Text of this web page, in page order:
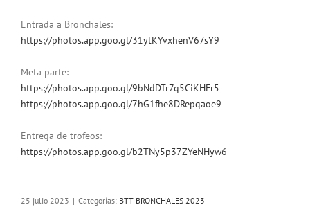
Entrada a Bronchales:
https://photos.app.goo.gl/31ytKYvxhenV67sY9
Meta parte:
https://photos.app.goo.gl/9bNdDTr7q5CiKHFr5
https://photos.app.goo.gl/7hG1fhe8DRepqaoe9
Entrega de trofeos:
https://photos.app.goo.gl/b2TNy5p37ZYeNHyw6
25 julio 2023 | Categorías: BTT BRONCHALES 2023